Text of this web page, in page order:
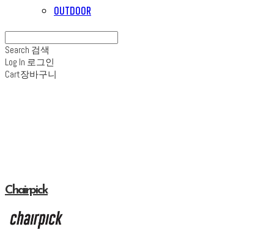
OUTDOOR
Search 검색
Log In 로그인
Cart장바구니
Chairpick